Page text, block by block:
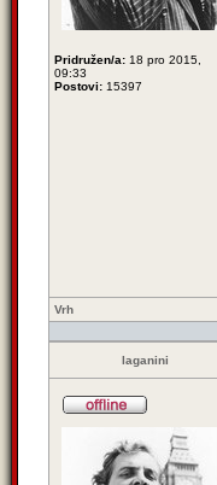
Pridružen/a: 18 pro 2015,
09:33
Postovi: 15397
Vrh
laganini